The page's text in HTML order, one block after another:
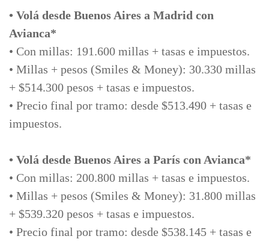
• Volá desde Buenos Aires a Madrid con
Avianca*
• Con millas: 191.600 millas + tasas e impuestos.
• Millas + pesos (Smiles & Money): 30.330 millas
+ $514.300 pesos + tasas e impuestos.
• Precio final por tramo: desde $513.490 + tasas e
impuestos.
• Volá desde Buenos Aires a París con Avianca*
• Con millas: 200.800 millas + tasas e impuestos.
• Millas + pesos (Smiles & Money): 31.800 millas
+ $539.320 pesos + tasas e impuestos.
• Precio final por tramo: desde $538.145 + tasas e